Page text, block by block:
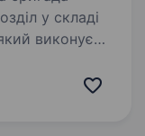
у складі
виконує